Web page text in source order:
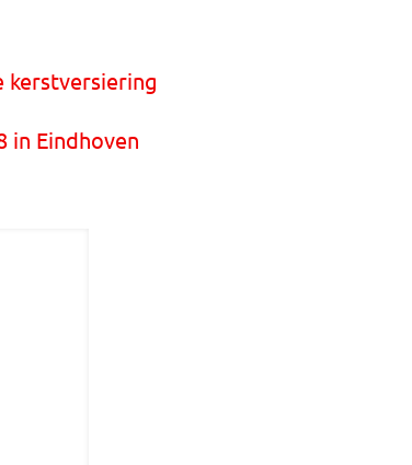
kerstversiering
in Eindhoven